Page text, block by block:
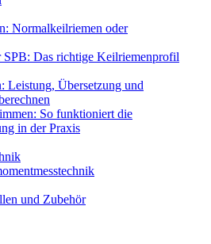
Normalkeilriemen oder
SPB: Das richtige Keilriemenprofil
Leistung, Übersetzung und
So funktioniert die
in der Praxis
und Zubehör